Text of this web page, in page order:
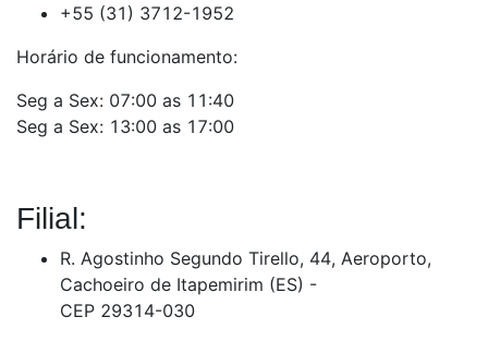
+55 (31) 3712-1952
Horário de funcionamento:
Seg a Sex: 07:00 as 11:40
Seg a Sex: 13:00 as 17:00
Filial:
R. Agostinho Segundo Tirello, 44, Aeroporto,
Cachoeiro de Itapemirim (ES) -
CEP 29314-030